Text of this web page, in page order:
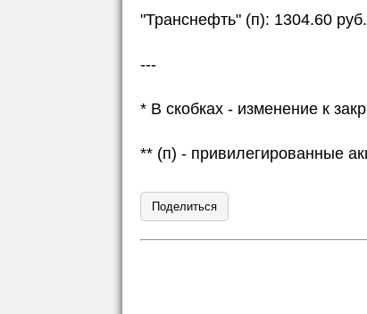
"Транснефть" (п): 1304.60
---
* В скобках - изменение к
** (п) - привилегированные
Поделиться